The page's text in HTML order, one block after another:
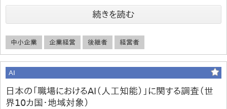
続きを読む
中小企業 企業経営 後継者 経営者
AI
日本の「職場におけるAI（人工知能）」に関する調査（世
界10カ国・地域対象）